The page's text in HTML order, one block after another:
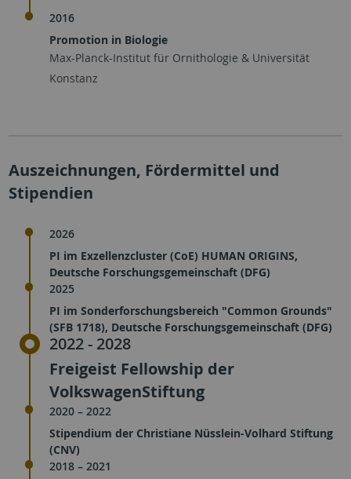
2016
Promotion in Biologie
Max-Planck-Institut für Ornithologie & Universität
Konstanz
Auszeichnungen, Fördermittel und
Stipendien
2026
PI im Exzellenzcluster (CoE) HUMAN ORIGINS,
Deutsche Forschungsgemeinschaft (DFG)
2025
PI im Sonderforschungsbereich "Common Grounds"
(SFB 1718), Deutsche Forschungsgemeinschaft (DFG)
2022 - 2028
Freigeist Fellowship der
VolkswagenStiftung
2020 – 2022
Stipendium der Christiane Nüsslein-Volhard Stiftung
(CNV)
2018 – 2021